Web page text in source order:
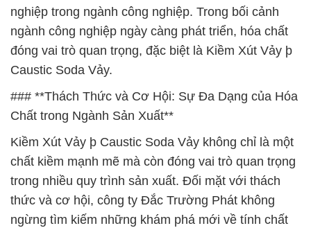
nghiệp trong ngành công nghiệp. Trong bối cảnh
ngành công nghiệp ngày càng phát triển, hóa chất
đóng vai trò quan trọng, đặc biệt là Kiềm Xút Vảy þ
Caustic Soda Vảy.
### **Thách Thức và Cơ Hội: Sự Đa Dạng của Hóa
Chất trong Ngành Sản Xuất**
Kiềm Xút Vảy þ Caustic Soda Vảy không chỉ là một
chất kiềm mạnh mẽ mà còn đóng vai trò quan trọng
trong nhiều quy trình sản xuất. Đối mặt với thách
thức và cơ hội, công ty Đắc Trường Phát không
ngừng tìm kiếm những khám phá mới về tính chất